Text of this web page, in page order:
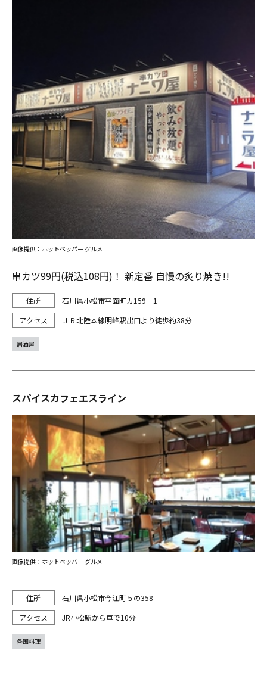
串カツ99円(税込108円)！ 新定番 自慢の炙り焼き!!
石川県小松市平面町カ159－1
ＪＲ北陸本線明峰駅出口より徒歩約38分
画像提供：ホットペッパー グルメ
居酒屋
スパイスカフェエスライン
石川県小松市今江町５の358
JR小松駅から車で10分
画像提供：ホットペッパー グルメ
各国料理